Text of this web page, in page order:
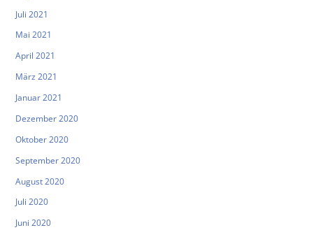
Juli 2021
Mai 2021
April 2021
März 2021
Januar 2021
Dezember 2020
Oktober 2020
September 2020
August 2020
Juli 2020
Juni 2020